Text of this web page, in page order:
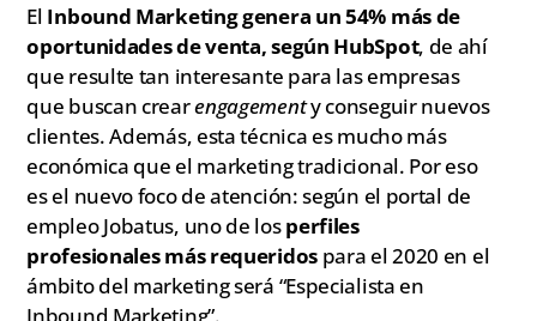
El Inbound Marketing genera un 54% más de
oportunidades de venta, según HubSpot, de ahí
que resulte tan interesante para las empresas
que buscan crearengagementy conseguir nuevos
clientes. Además, esta técnica es mucho más
económica que el marketing tradicional. Por eso
es el nuevo foco de atención: según el portal de
empleo Jobatus, uno de losperfiles
profesionales más requeridos para el 2020 en el
ámbito del marketing será “Especialista en
Inbound Marketing”.